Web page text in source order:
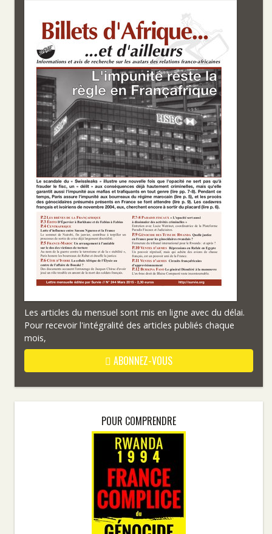
Les articles du mensuel sont mis en ligne avec du délai.
Pour recevoir l'intégralité des articles publiés chaque
mois,
ABONNEZ-VOUS
POUR COMPRENDRE